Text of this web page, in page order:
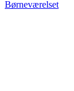
Børneværelset